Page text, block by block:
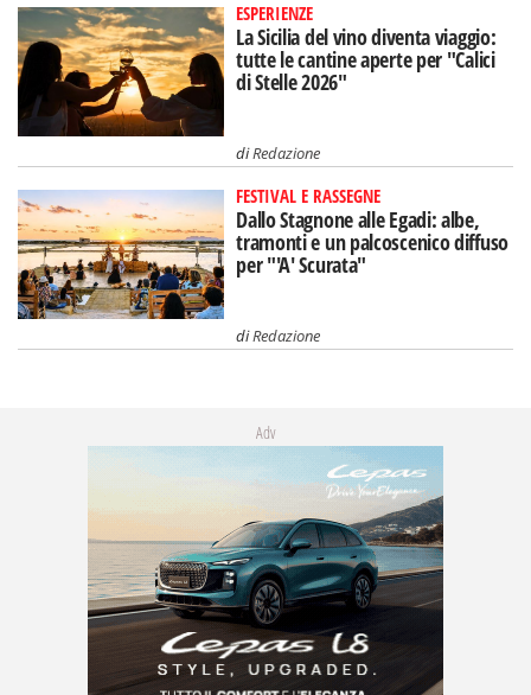
ESPERIENZE
La Sicilia del vino diventa viaggio:
tutte le cantine aperte per "Calici
di Stelle 2026"
diRedazione
FESTIVAL E RASSEGNE
Dallo Stagnone alle Egadi: albe,
tramonti e un palcoscenico diffuso
per "'A' Scurata"
diRedazione
Adv